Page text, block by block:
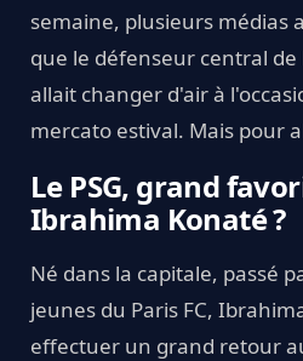
semaine, plusieurs médias
que le défenseur central de
allait changer d'air à
mercato estival. Mais pour
Le PSG, grand
Ibrahima Konaté ?
Né dans la capitale, passé
jeunes du Paris FC,
effectuer un grand retour